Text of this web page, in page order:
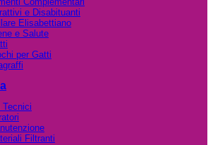
e Disabituanti
Elisabettiano
e Salute
per Gatti
Filtranti